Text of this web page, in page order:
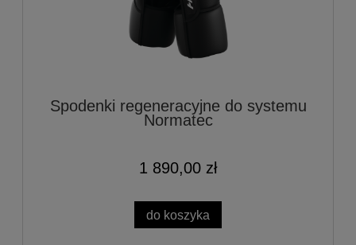
Spodenki regeneracyjne do systemu
Normatec
1 890,00 zł
do koszyka